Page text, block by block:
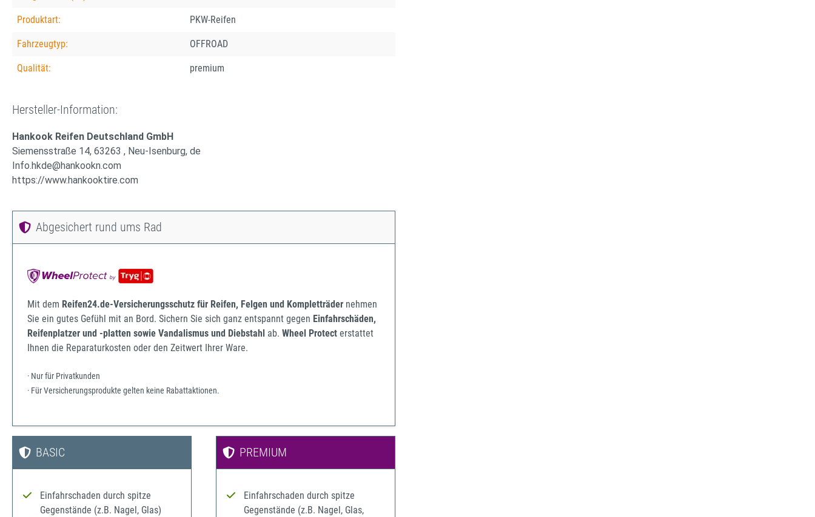
Produktart: PKW-Reifen
Fahrzeugtyp: OFFROAD
Qualität: premium
Hersteller-Information:
Hankook Reifen Deutschland GmbH
Siemensstraße 14, 63263 , Neu-Isenburg, de
Info.hkde@hankookn.com
https://www.hankooktire.com
Abgesichert rund ums Rad
Mit dem Reifen24.de-Versicherungsschutz für Reifen, Felgen und Kompletträder nehmen
Sie ein gutes Gefühl mit an Bord. Sichern Sie sich ganz entspannt gegen Einfahrschäden,
Reifenplatzer und -platten sowie Vandalismus und Diebstahl ab. Wheel Protect erstattet
Ihnen die Reparaturkosten oder den Zeitwert Ihrer Ware.
· Nur für Privatkunden
· Für Versicherungsprodukte gelten keine Rabattaktionen.
BASIC
Einfahrschaden durch spitze
Gegenstände (z.B. Nagel, Glas)
PREMIUM
Einfahrschaden durch spitze
Gegenstände (z.B. Nagel, Glas,